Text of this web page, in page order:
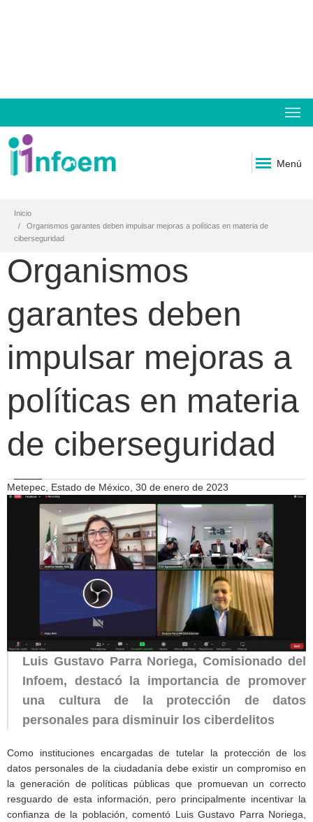
Menú
Inicio
Organismos garantes deben impulsar mejoras a políticas en materia de
ciberseguridad
Organismos
garantes deben
impulsar mejoras a
políticas en materia
de ciberseguridad
Metepec, Estado de México, 30 de enero de 2023
Luis Gustavo Parra Noriega, Comisionado del
Infoem, destacó la importancia de promover
una cultura de la protección de datos
personales para disminuir los ciberdelitos
Como instituciones encargadas de tutelar la protección de los
datos personales de la ciudadanía debe existir un compromiso en
la generación de políticas públicas que promuevan un correcto
resguardo de esta información, pero principalmente incentivar la
confianza de la población, comentó Luis Gustavo Parra Noriega,